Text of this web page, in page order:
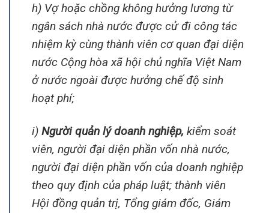
h) Vợ hoặc chồng không hưởng lương từ
ngân sách nhà nước được cử đi công tác
nhiệm kỳ cùng thành viên cơ quan đại diện
nước Cộng hòa xã hội chủ nghĩa Việt Nam
ở nước ngoài được hưởng chế độ sinh
hoạt phí;
i) Người quản lý doanh nghiệp, kiểm soát
viên, người đại diện phần vốn nhà nước,
người đại diện phần vốn của doanh nghiệp
theo quy định của pháp luật; thành viên
Hội đồng quản trị, Tổng giám đốc, Giám